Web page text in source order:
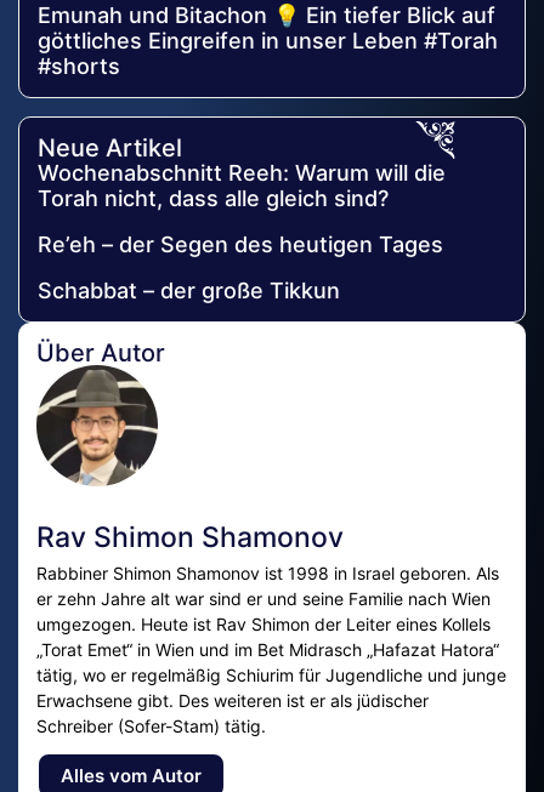
Emunah und Bitachon 💡 Ein tiefer Blick auf
göttliches Eingreifen in unser Leben #Torah
#shorts
Neue Artikel
Wochenabschnitt Reeh: Warum will die
Torah nicht, dass alle gleich sind?
Re’eh – der Segen des heutigen Tages
Schabbat – der große Tikkun
Über Autor
Rav Shimon Shamonov
Rabbiner Shimon Shamonov ist 1998 in Israel geboren. Als
er zehn Jahre alt war sind er und seine Familie nach Wien
umgezogen. Heute ist Rav Shimon der Leiter eines Kollels
„Torat Emet“ in Wien und im Bet Midrasch „Hafazat Hatora“
tätig, wo er regelmäßig Schiurim für Jugendliche und junge
Erwachsene gibt. Des weiteren ist er als jüdischer
Schreiber (Sofer-Stam) tätig.
Alles vom Autor